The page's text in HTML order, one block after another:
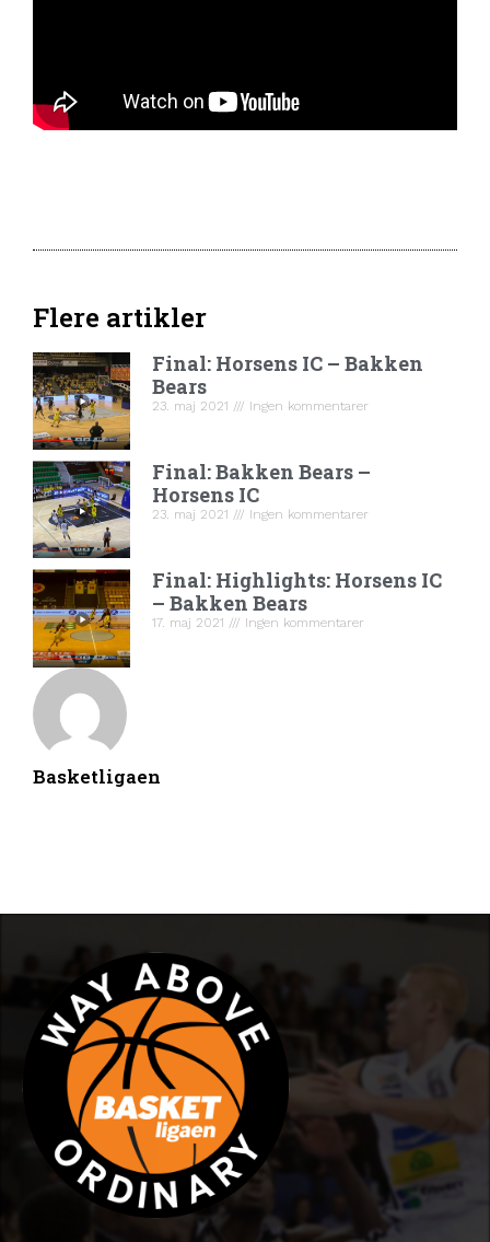
Basketligaen
Flere artikler
Final: Horsens IC – Bakken
Bears
23. maj 2021 Ingen kommentarer
Final: Bakken Bears –
Horsens IC
23. maj 2021 Ingen kommentarer
Final: Highlights: Horsens IC
– Bakken Bears
17. maj 2021 Ingen kommentarer